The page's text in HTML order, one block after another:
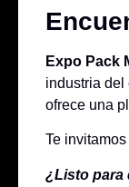
Expo Pack
industria del
ofrece una
Te
¿Listo para